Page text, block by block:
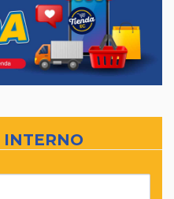
INTERNO